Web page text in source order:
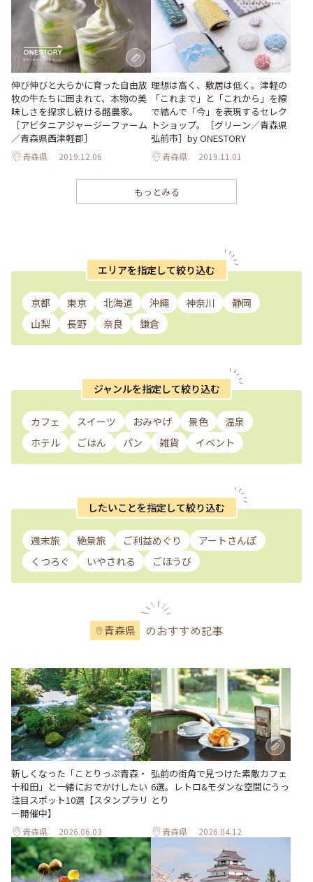
伸び伸びと大らかに育った自由放
牧の牛たちに囲まれて、本物の美
味しさを探求し続ける酪農家。
［アビタニアジャージーファーム
／青森県西津軽郡］
青森県 2019.12.06
理想は高く、敷居は低く。津軽の
「これまで」と「これから」を線
で結んで「今」を表現するセレク
トショップ。［グリーン／青森県
弘前市］by ONESTORY
青森県 2019.11.01
もっとみる
エリアを指定して絞り込む
京都 東京 北海道 沖縄 神奈川
静岡
山梨
長野 奈良 鎌倉
ジャンルを指定して絞り込む
カフェ スイーツ おみやげ 景色
温泉
ホテル
ごはん パン 雑貨 イベント
したいことを指定して絞り込む
週末旅 絶景旅 ご利益めぐり
アートさんぽ
くつろぐ
いやされる ごほうび
青森県 のおすすめ記事
新しくなった「ことりっぷ青森・
十和田」と一緒におでかけしたい
注目スポット10選【スタンプラリ
ー開催中】
青森県 2026.06.03
弘前の街角で見つけた素敵カフェ
6選。レトロ&モダンな空間にうっ
とり
青森県 2026.04.12